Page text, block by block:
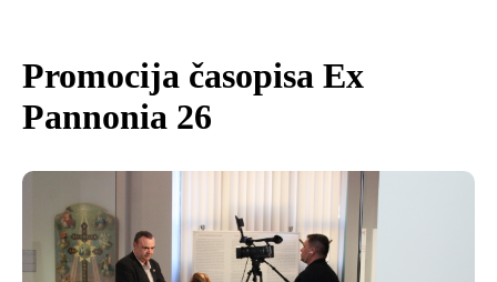
Promocija časopisa Ex
Pannonia 26